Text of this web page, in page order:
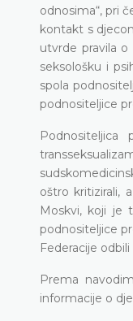
odnosima“, pri
kontakt s
utvrde pravila o
seksološku i
spola
podnositeljice
oštro kritizirali,
Moskvi, koji je
podnositeljice
Federacije
Prema
informacije o